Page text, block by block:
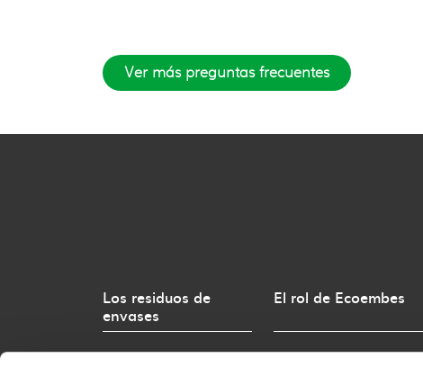
Ver más preguntas frecuentes
Los residuos de
envases
El rol de Ecoembes